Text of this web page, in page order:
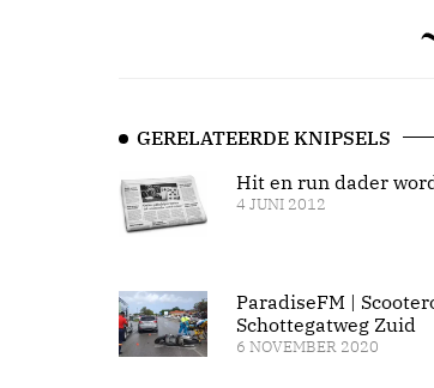
GERELATEERDE KNIPSELS
Hit en run dader
4 JUNI 2012
ParadiseFM |
Schottegatweg Zuid
6 NOVEMBER 2020